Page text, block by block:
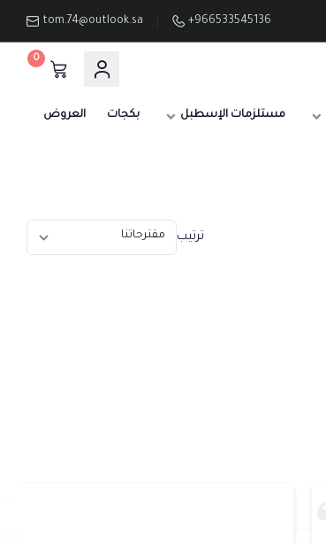
+966533545136
tom.74@outlook.sa
0
مستلزمات الإسطبل بكجات العروض
ترتيب